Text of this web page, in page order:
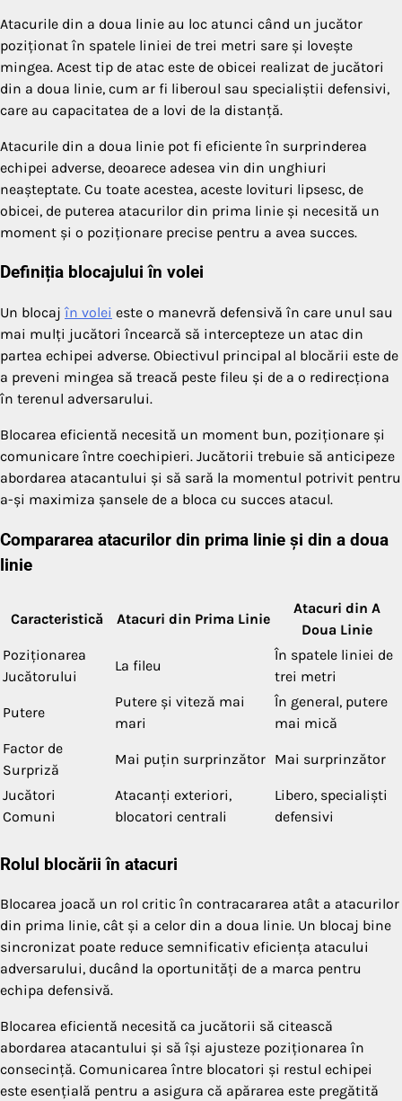
Atacurile din a doua linie au loc atunci când un jucător
poziționat în spatele liniei de trei metri sare și lovește
mingea. Acest tip de atac este de obicei realizat de jucători
din a doua linie, cum ar fi liberoul sau specialiștii defensivi,
care au capacitatea de a lovi de la distanță.
Atacurile din a doua linie pot fi eficiente în surprinderea
echipei adverse, deoarece adesea vin din unghiuri
neașteptate. Cu toate acestea, aceste lovituri lipsesc, de
obicei, de puterea atacurilor din prima linie și necesită un
moment și o poziționare precise pentru a avea succes.
Definiția blocajului în volei
Un blocaj în volei este o manevră defensivă în care unul sau
mai mulți jucători încearcă să intercepteze un atac din
partea echipei adverse. Obiectivul principal al blocării este de
a preveni mingea să treacă peste fileu și de a o redirecționa
în terenul adversarului.
Blocarea eficientă necesită un moment bun, poziționare și
comunicare între coechipieri. Jucătorii trebuie să anticipeze
abordarea atacantului și să sară la momentul potrivit pentru
a-și maximiza șansele de a bloca cu succes atacul.
Compararea atacurilor din prima linie și din a doua
linie
Caracteristică Atacuri din Prima Linie
Atacuri din A
Doua Linie
Poziționarea
Jucătorului
La fileu
În spatele liniei de
trei metri
Putere
Putere și viteză mai
mari
În general, putere
mai mică
Factor de
Surpriză
Mai puțin surprinzător Mai surprinzător
Jucători
Comuni
Atacanți exteriori,
blocatori centrali
Libero, specialiști
defensivi
Rolul blocării în atacuri
Blocarea joacă un rol critic în contracararea atât a atacurilor
din prima linie, cât și a celor din a doua linie. Un blocaj bine
sincronizat poate reduce semnificativ eficiența atacului
adversarului, ducând la oportunități de a marca pentru
echipa defensivă.
Blocarea eficientă necesită ca jucătorii să citească
abordarea atacantului și să își ajusteze poziționarea în
consecință. Comunicarea între blocatori și restul echipei
este esențială pentru a asigura că apărarea este pregătită